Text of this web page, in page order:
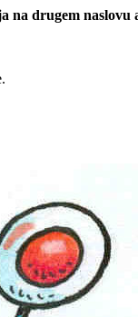
na drugem naslovu